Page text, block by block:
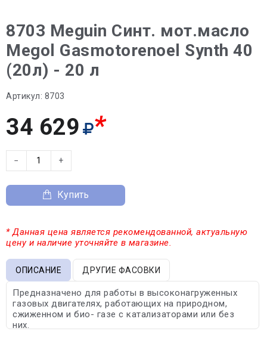
8703 Meguin Синт. мот.масло
Megol Gasmotorenoel Synth 40
(20л) - 20 л
Артикул: 8703
34 629 *
− +
Купить
* Данная цена является рекомендованной, актуальную
цену и наличие уточняйте в магазине.
ОПИСАНИЕ ДРУГИЕ ФАСОВКИ
Предназначено для работы в высоконагруженных
газовых двигателях, работающих на природном,
сжиженном и био- газе с катализаторами или без
них.